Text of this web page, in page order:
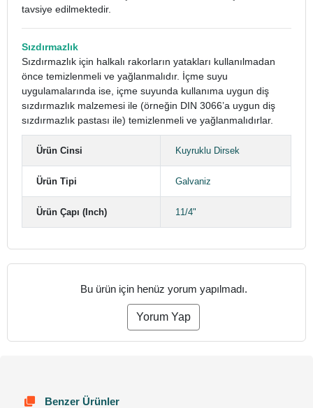
tavsiye edilmektedir.
Sızdırmazlık
Sızdırmazlık için halkalı rakorların yatakları kullanılmadan
önce temizlenmeli ve yağlanmalıdır. İçme suyu
uygulamalarında ise, içme suyunda kullanıma uygun diş
sızdırmazlık malzemesi ile (örneğin DIN 3066’a uygun diş
sızdırmazlık pastası ile) temizlenmeli ve yağlanmalıdırlar.
Ürün Cinsi Kuyruklu Dirsek
Ürün Tipi Galvaniz
Ürün Çapı (Inch) 11/4"
Bu ürün için henüz yorum yapılmadı.
Yorum Yap
Benzer Ürünler